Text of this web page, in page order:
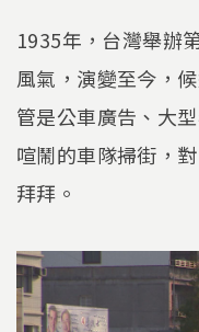
1935年，台灣舉辦
風氣，演變至今，
管是公車廣告、大
喧鬧的車隊掃街，
拜拜。